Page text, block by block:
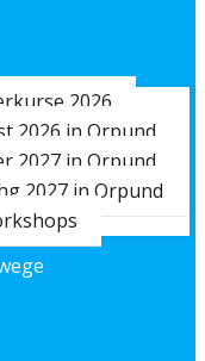
2026
2026 in Orpund
2027 in Orpund
2027 in Orpund